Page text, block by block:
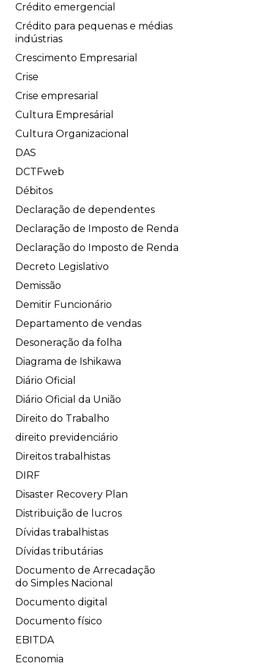
Crédito emergencial
Crédito para pequenas e médias
indústrias
Crescimento Empresarial
Crise
Crise empresarial
Cultura Empresárial
Cultura Organizacional
DAS
DCTFweb
Débitos
Declaração de dependentes
Declaração de Imposto de Renda
Declaração do Imposto de Renda
Decreto Legislativo
Demissão
Demitir Funcionário
Departamento de vendas
Desoneração da folha
Diagrama de Ishikawa
Diário Oficial
Diário Oficial da União
Direito do Trabalho
direito previdenciário
Direitos trabalhistas
DIRF
Disaster Recovery Plan
Distribuição de lucros
Dívidas trabalhistas
Dívidas tributárias
Documento de Arrecadação
do Simples Nacional
Documento digital
Documento físico
EBITDA
Economia